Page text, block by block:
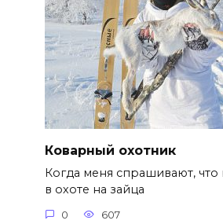
Коварный охотник
Когда меня спрашивают, что
в охоте на зайца
0 607